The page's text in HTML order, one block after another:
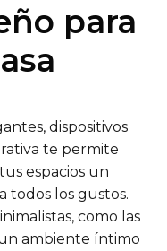
para
dispositivos
te permite
espacios un
todos los gustos.
como las
ambiente íntimo